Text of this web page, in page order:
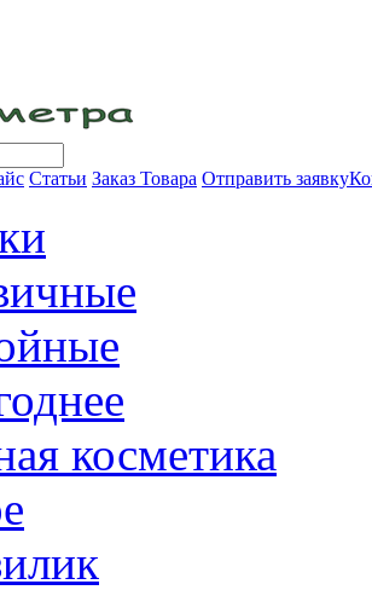
Статьи Заказ Товара Отправить заявку
косметика